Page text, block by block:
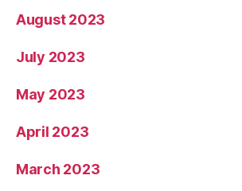
August 2023
July 2023
May 2023
April 2023
March 2023